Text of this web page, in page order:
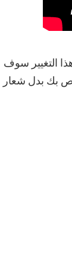
التغيير سوف
بك بدل شعار